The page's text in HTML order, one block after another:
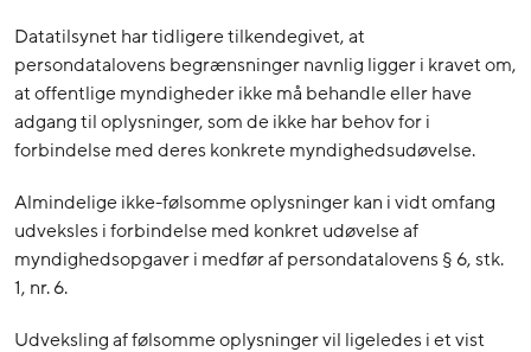
Datatilsynet har tidligere tilkendegivet, at
persondatalovens begrænsninger navnlig ligger i kravet om,
at offentlige myndigheder ikke må behandle eller have
adgang til oplysninger, som de ikke har behov for i
forbindelse med deres konkrete myndighedsudøvelse.
Almindelige ikke-følsomme oplysninger kan i vidt omfang
udveksles i forbindelse med konkret udøvelse af
myndighedsopgaver i medfør af persondatalovens § 6, stk.
1, nr. 6.
Udveksling af følsomme oplysninger vil ligeledes i et vist